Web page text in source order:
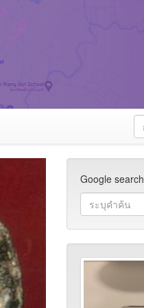
Google search